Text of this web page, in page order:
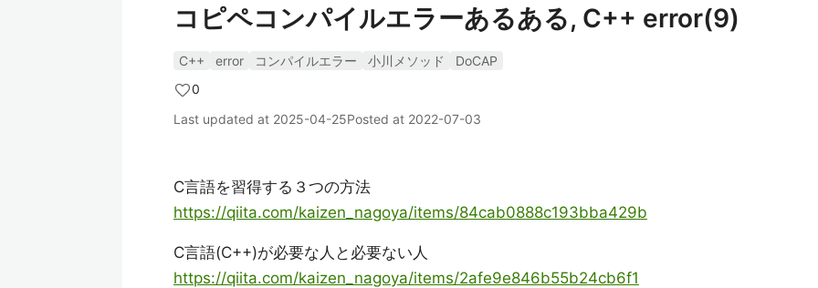
コピペコンパイルエラーあるある, C++ error(9)
C++ error コンパイルエラー 小川メソッド
DoCAP
0
Last updated at 2025-04-25Posted at 2022-07-03
C言語を習得する３つの方法
https://qiita.com/kaizen_nagoya/items/84cab0888c193bba429b
C言語(C++)が必要な人と必要ない人
https://qiita.com/kaizen_nagoya/items/2afe9e846b55b24cb6f1